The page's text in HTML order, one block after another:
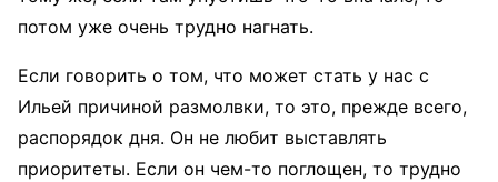
потом уже очень трудно нагнать.
Если говорить о том, что может стать у нас с
Ильей причиной размолвки, то это, прежде всего,
распорядок дня. Он не любит выставлять
приоритеты. Если он чем-то поглощен, то трудно